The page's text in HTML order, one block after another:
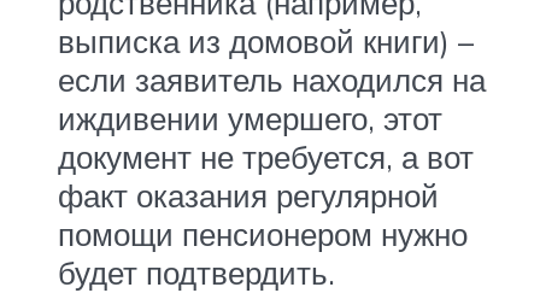
выписка из домовой книги) –
если заявитель находился на
иждивении умершего, этот
документ не требуется, а вот
факт оказания регулярной
помощи пенсионером нужно
будет подтвердить.